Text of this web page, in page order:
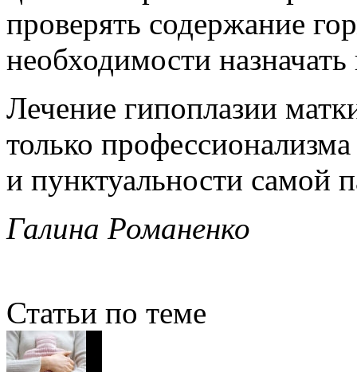
проверять содержание
необходимости
Лечение гипоплазии
только
и пунктуальности самой
Галина Романенко
Статьи по теме